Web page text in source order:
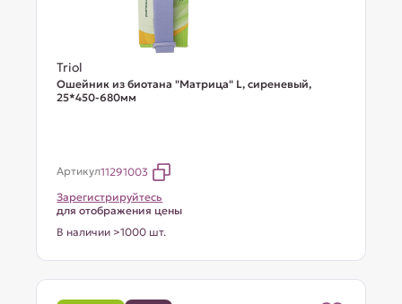
Triol
Ошейник из биотана "Матрица" L, сиреневый,
25*450-680мм
Артикул11291003
Зарегистрируйтесь
для отображения цены
В наличии >1000 шт.